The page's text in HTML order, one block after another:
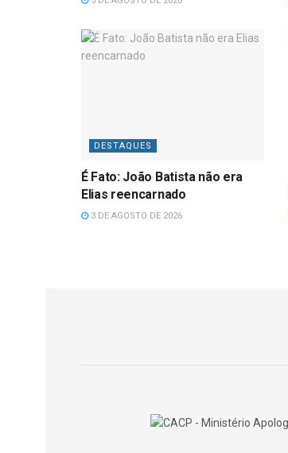
DESTAQUES
É Fato: João Batista não era
Elias reencarnado
3 DE AGOSTO DE 2026